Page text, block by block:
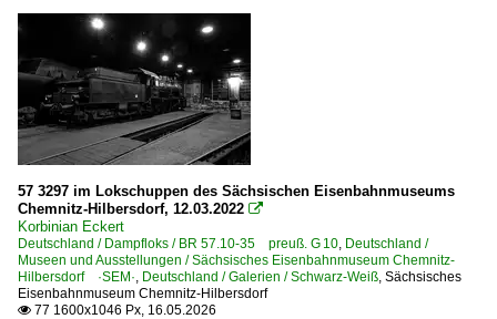
Angersdorf
Berlin Schönefeld Flughafen
Berlin Spandau
Bochum Hbf ·EBO·
Duisburg Hbf ·EDG·
Bahnhöfe (F - K)
Gundelsheim/Neckar
Halle (Saale) Hbf ·LH·
Köln Hbf ·KK·
2020
2021
2022
2026
57 3297 im Lokschuppen des Sächsischen Eisenbahnmuseums
Chemnitz-Hilbersdorf, 12.03.2022 
Korbinian Eckert
Deutschland / Dampfloks / BR 57.10-35 preuß. G 10, Deutschland /
Museen und Ausstellungen / Sächsisches Eisenbahnmuseum Chemnitz-
Hilbersdorf ·SEM·, Deutschland / Galerien / Schwarz-Weiß, Sächsisches
Eisenbahnmuseum Chemnitz-Hilbersdorf
 77 1600x1046 Px, 16.05.2026